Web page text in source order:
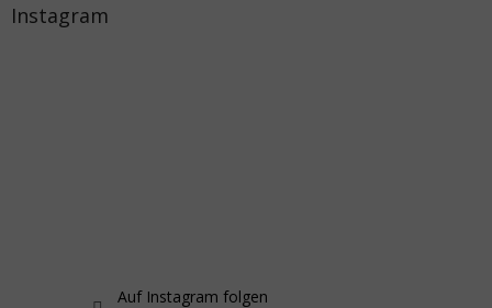
Instagram
Auf Instagram folgen